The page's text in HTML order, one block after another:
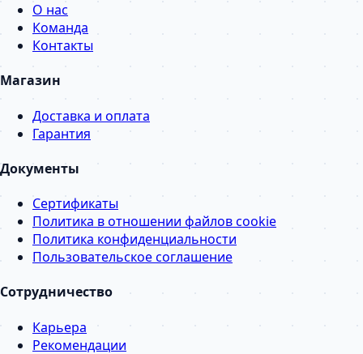
О нас
Команда
Контакты
Магазин
Доставка и оплата
Гарантия
Документы
Сертификаты
Политика в отношении файлов cookie
Политика конфиденциальности
Пользовательское соглашение
Сотрудничество
Карьера
Рекомендации